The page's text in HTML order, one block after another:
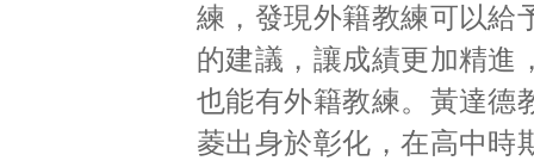
練，發現外籍教練可以給
的建議，讓成績更加精進
也能有外籍教練。黃達德
菱出身於彰化，在高中時